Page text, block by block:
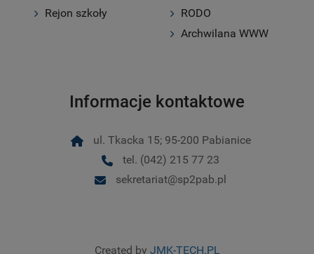
Rejon szkoły
RODO
Archwilana WWW
Informacje kontaktowe
ul. Tkacka 15; 95-200 Pabianice
tel. (042) 215 77 23
sekretariat@sp2pab.pl
Created by JMK-TECH.PL